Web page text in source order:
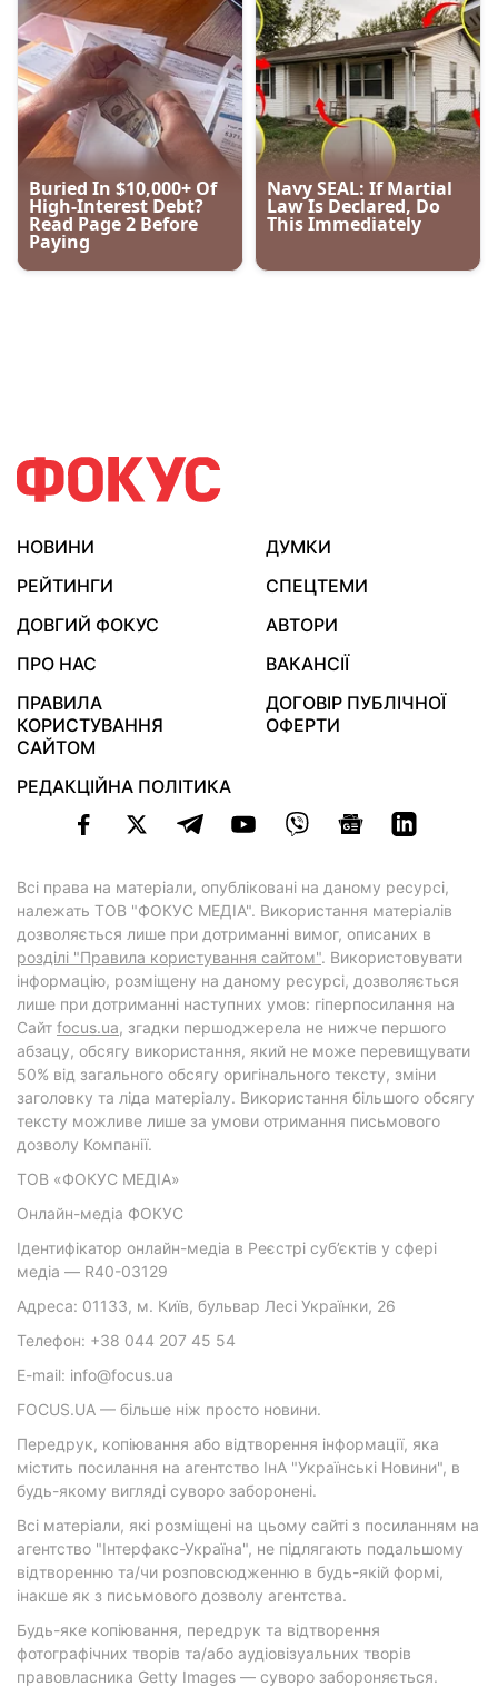
НОВИНИ
ДУМКИ
РЕЙТИНГИ
СПЕЦТЕМИ
ДОВГИЙ ФОКУС
АВТОРИ
ПРО НАС
ВАКАНСІЇ
ПРАВИЛА
КОРИСТУВАННЯ
САЙТОМ
ДОГОВІР ПУБЛІЧНОЇ
ОФЕРТИ
РЕДАКЦІЙНА ПОЛІТИКА
Всі права на матеріали, опубліковані на даному ресурсі,
належать ТОВ "ФОКУС МЕДІА". Використання матеріалів
дозволяється лише при дотриманні вимог, описаних в
розділі "Правила користування сайтом". Використовувати
інформацію, розміщену на даному ресурсі, дозволяється
лише при дотриманні наступних умов: гіперпосилання на
Cайт focus.ua, згадки першоджерела не нижче першого
абзацу, обсягу використання, який не може перевищувати
50% від загального обсягу оригінального тексту, зміни
заголовку та ліда матеріалу. Використання більшого обсягу
тексту можливе лише за умови отримання письмового
дозволу Компанії.
ТОВ «ФОКУС МЕДІА»
Онлайн-медіа ФОКУС
Ідентифікатор онлайн-медіа в Реєстрі суб’єктів у сфері
медіа — R40-03129
Адреса: 01133, м. Київ, бульвар Лесі Українки, 26
Телефон: +38 044 207 45 54
E-mail: info@focus.ua
FOCUS.UA — більше ніж просто новини.
Передрук, копіювання або відтворення інформації, яка
містить посилання на агентство ІнА "Українські Новини", в
будь-якому вигляді суворо заборонені.
Всі матеріали, які розміщені на цьому сайті з посиланням на
агентство "Інтерфакс-Україна", не підлягають подальшому
відтворенню та/чи розповсюдженню в будь-якій формі,
інакше як з письмового дозволу агентства.
Будь-яке копіювання, передрук та відтворення
фотографічних творів та/або аудіовізуальних творів
правовласника Getty Images — суворо забороняється.